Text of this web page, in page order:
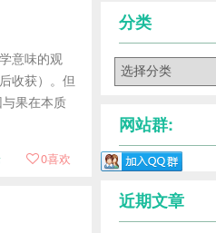
意味的观
收获）。但
果在本质
0喜欢
分类
网站群:
近期文章